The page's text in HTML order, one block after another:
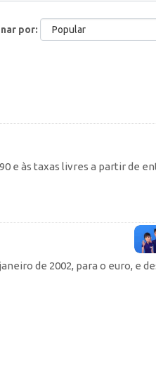
por
e às taxas livres a partir de
de 2002, para o euro, e